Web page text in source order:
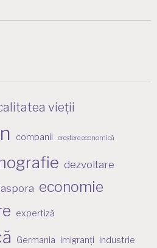
vieții
companii creștere economică
dezvoltare
economie
expertiză
Germania imigranți industrie